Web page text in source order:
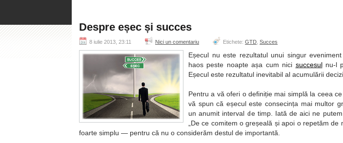
Despre eșec și succes
8 iulie 2013, 23:11 Nici un comentariu Etichete: GTD Succes
Eșecul nu este rezultatul unui singur
haos peste noapte așa cum nici succesulnu-l
Eșecul este rezultatul inevitabil al acumulării
Pentru a vă oferi o definiție mai simplă la ceea
vă spun că eșecul este consecința mai multor
un anumit interval de timp. Iată de aici ne
De ce comitem o greșeală și apoi o repetăm de
foarte simplu — pentru că nu o considerăm destul de importantă.